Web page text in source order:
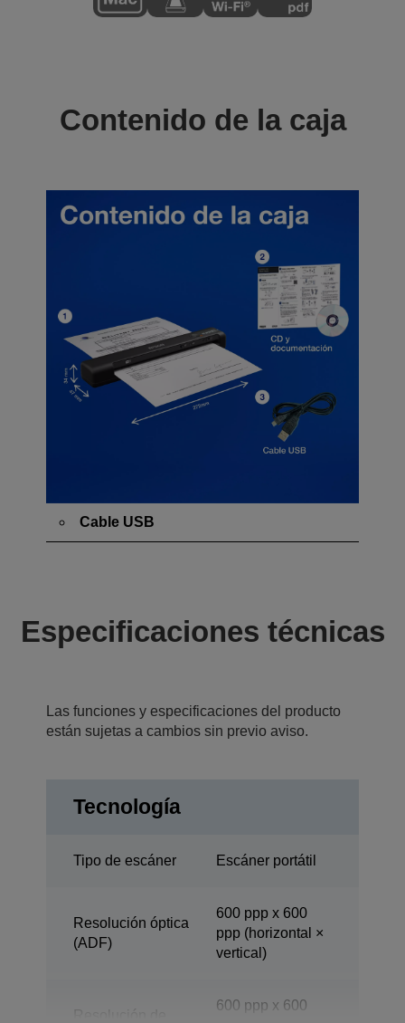
Contenido de la caja
Cable USB
Especificaciones técnicas
Las funciones y especificaciones del producto
están sujetas a cambios sin previo aviso.
Tecnología
Tipo de escáner Escáner portátil
Resolución óptica
(ADF)
600 ppp x 600
ppp (horizontal ×
vertical)
600 ppp x 600